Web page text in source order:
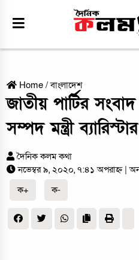
Home /বাংলাদেশ
জাতীয় পার্টির
সম্পদ মন্ত্রী
দৈনিক কলম কথা
নভেম্বর ৯, ২০২০, ৭:৪১ অপরাহ্ন |
ক+
ক-